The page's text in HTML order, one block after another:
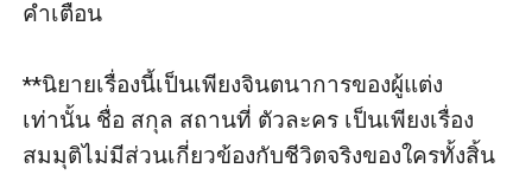
มิดีมิร้ายเข้าจนเกิดท้องลูกไม่มีพ่อขึ้นมา
รับเลี้ยงดูแลสองแม่ลูกเอง นอกจากนี้ยังรับลูกในท้องของ
คุณวิภาดาเป็นบุตรบุญธรรมอีกด้วย ดังนั้นวิลาสินีจึงใช้
‘มงคลวิบูลย์
คำเตือน
**นิยายเรื่องนี้เป็นเพียงจินตนาการของผู้แต่ง
เท่านั้น ชื่อ สกุล สถานที่ ตัวละคร เป็นเพียงเรื่อง
สมมุติไม่มีส่วนเกี่ยวข้องกับชีวิตจริงของใครทั้งสิ้น